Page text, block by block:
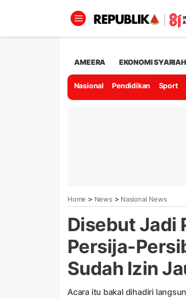
AMEERA EKONOMI SYARIAH
Nasional Pendidikan Sport
Home > News > Nasional News
Disebut Jadi
Persija-
Sudah Izin
Acara itu bakal dihadiri